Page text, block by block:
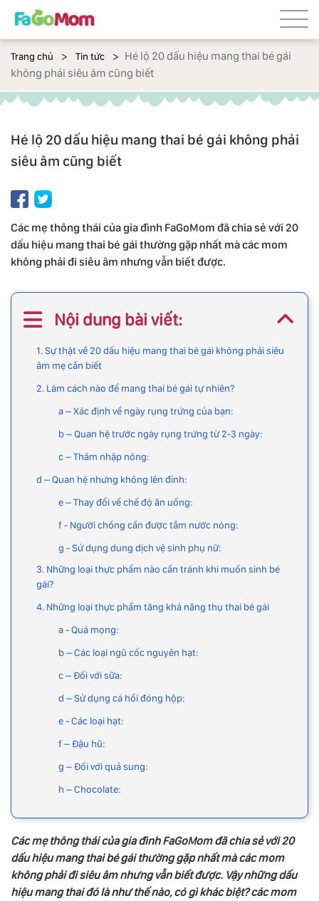
Trang chủ Tin tức
Hé lộ 20 dấu hiệu mang thai bé gái
không phải siêu âm cũng biết
Hé lộ 20 dấu hiệu mang thai bé gái không phải
siêu âm cũng biết
Các mẹ thông thái của gia đình FaGoMom đã chia sẻ với 20
dấu hiệu mang thai bé gái thường gặp nhất mà các mom
không phải đi siêu âm nhưng vẫn biết được.
Nội dung bài viết:
1. Sự thật về 20 dấu hiệu mang thai bé gái không phải siêu
âm mẹ cần biết
2. Làm cách nào để mang thai bé gái tự nhiên?
a – Xác định về ngày rụng trứng của bạn:
b – Quan hệ trước ngày rụng trứng từ 2-3 ngày:
c – Thâm nhập nông:
d – Quan hệ nhưng không lên đỉnh:
e – Thay đổi về chế độ ăn uống:
f - Người chồng cần được tắm nước nóng:
g - Sử dụng dung dịch vệ sinh phụ nữ:
3. Những loại thực phẩm nào cần tránh khi muốn sinh bé
gái?
4. Những loại thực phẩm tăng khả năng thụ thai bé gái
a - Quả mọng:
b – Các loại ngũ cốc nguyên hạt:
c – Đối với sữa:
d – Sử dụng cá hồi đóng hộp:
e - Các loại hạt:
f – Đậu hũ:
g – Đối với quả sung:
h – Chocolate:
Các mẹ thông thái của gia đình FaGoMom đã chia sẻ với 20
dấu hiệu mang thai bé gái thường gặp nhất mà các mom
không phải đi siêu âm nhưng vẫn biết được. Vậy những dấu
hiệu mang thai đó là như thế nào, có gì khác biệt? các mom